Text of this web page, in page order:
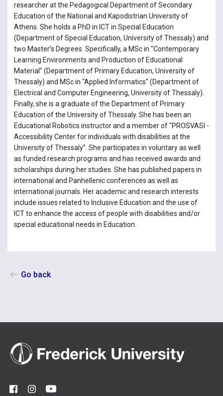
researcher at the Pedagogical Department of Secondary
Education of the National and Kapodistrian University of
Athens. She holds a PhD in ICT in Special Education
(Department of Special Education, University of Thessaly) and
two Master’s Degrees. Specifically, a MSc in "Contemporary
Learning Environments and Production of Educational
Material" (Department of Primary Education, University of
Thessaly) and MSc in "Applied Informatics" (Department of
Electrical and Computer Engineering, University of Thessaly).
Finally, she is a graduate of the Department of Primary
Education of the University of Thessaly. She has been an
Educational Robotics instructor and a member of "PROSVASI -
Accessibility Center for individuals with disabilities at the
University of Thessaly”. She participates in voluntary as well
as funded research programs and has received awards and
scholarships during her studies. She has published papers in
international and Panhellenic conferences as well as
international journals. Her academic and research interests
include issues related to Inclusive Education and the use of
ICT to enhance the access of people with disabilities and/or
special educational needs in Education.
Go back